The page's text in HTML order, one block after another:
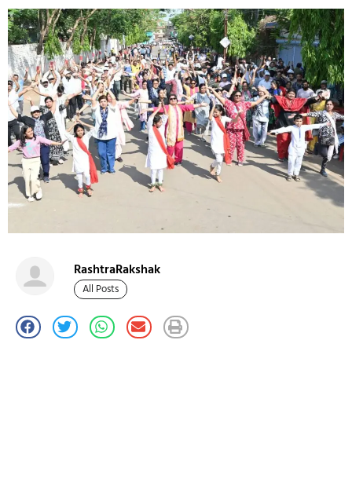
RashtraRakshak
All Posts